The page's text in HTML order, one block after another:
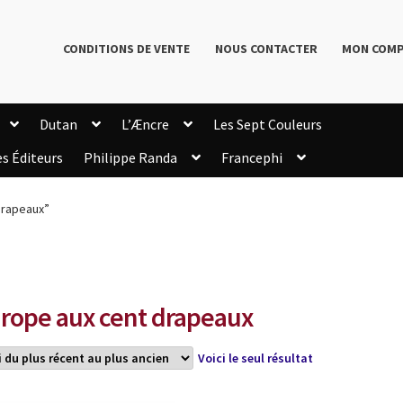
CONDITIONS DE VENTE NOUS CONTACTER MON
Dutan L’Æncre
Les Sept Couleurs
Éditeurs Philippe Randa
Francephi
aux cent drapeaux
Voici le seul résultat